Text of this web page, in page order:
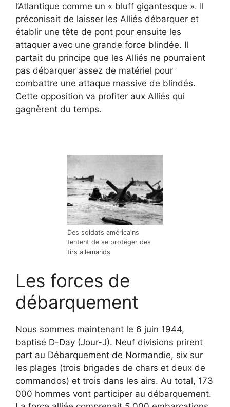
l’Atlantique comme un « bluff gigantesque ». Il
préconisait de laisser les Alliés débarquer et
établir une tête de pont pour ensuite les
attaquer avec une grande force blindée. Il
partait du principe que les Alliés ne pourraient
pas débarquer assez de matériel pour
combattre une attaque massive de blindés.
Cette opposition va profiter aux Alliés qui
gagnèrent du temps.
Des soldats américains
tentent de se protéger des
tirs allemands
Les forces de
débarquement
Nous sommes maintenant le 6 juin 1944,
baptisé D-Day (Jour-J). Neuf divisions prirent
part au Débarquement de Normandie, six sur
les plages (trois brigades de chars et deux de
commandos) et trois dans les airs. Au total, 173
000 hommes vont participer au débarquement.